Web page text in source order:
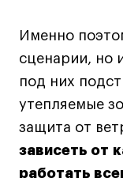
Получить
Дни открытых
дверей
Дни открытых
дверей
Именно
сценарии, но
под них
утепляемые
защита от
зависеть от
работать